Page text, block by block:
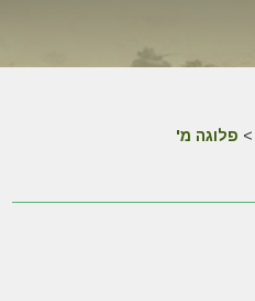
> פלוגה מ'